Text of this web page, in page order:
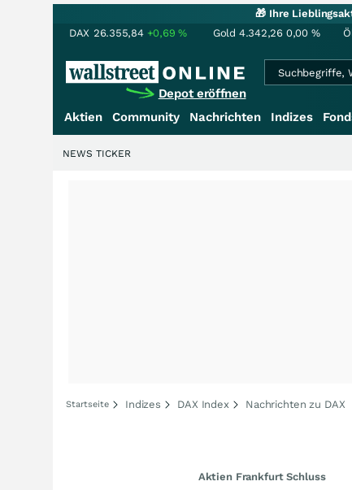
🎁 Ihre
DAX 26.355,84 +0,69% Gold 4.342,26 0,00 %
Depot eröffnen
Aktien Community Nachrichten Indizes
NEWS TICKER
Startseite Indizes DAX Index Nachrichten zu DAX
Aktien Frankfurt Schluss